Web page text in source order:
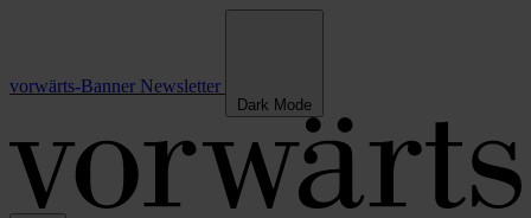
vorwärts-Banner Newsletter
Dark Mode